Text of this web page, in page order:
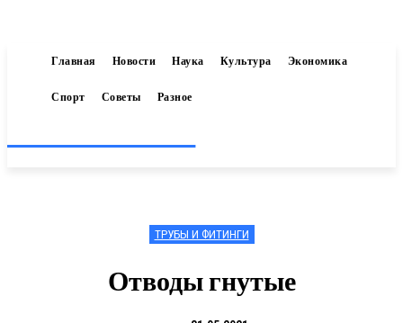
Главная Новости Наука Культура Экономика
Спорт Советы Разное
ТРУБЫ И ФИТИНГИ
Отводы гнутые